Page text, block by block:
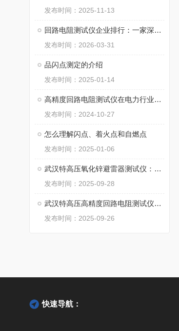
发布时间：2025-11-13
回路电阻测试仪企业排行：一家深耕近二十年的企业之路
发布时间：2026-03-31
品闪点测定的介绍
发布时间：2025-01-14
高精度回路电阻测试仪在电力行业的应用
发布时间：2024-10-27
怎么理解闪点、着火点和自燃点
发布时间：2025-01-06
武汉特高压氧化锌避雷器测试仪：避雷器性能的 “精准诊断卫士”
发布时间：2025-09-28
武汉特高压高精度回路电阻测试仪：设备导电安全的 “精准测量哨兵”
发布时间：2025-09-26
快速导航：